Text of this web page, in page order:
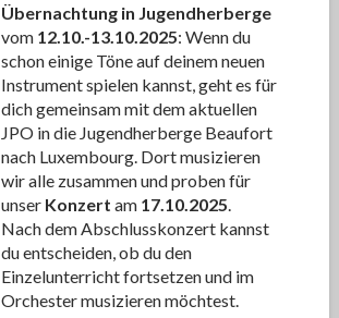
Übernachtung in Jugendherberge
vom 12.10.-13.10.2025: Wenn du
schon einige Töne auf deinem neuen
Instrument spielen kannst, geht es für
dich gemeinsam mit dem aktuellen
JPO in die Jugendherberge Beaufort
nach Luxembourg. Dort musizieren
wir alle zusammen und proben für
unser Konzert am 17.10.2025.
Nach dem Abschlusskonzert kannst
du entscheiden, ob du den
Einzelunterricht fortsetzen und im
Orchester musizieren möchtest.